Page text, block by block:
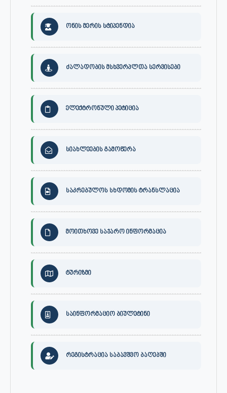
ონის მერის სტიპენდია
ძალადობის მსხვერპლთა სერვისები
ელექტრონული პეტიცია
სიახლეების გამოწერა
საკრებულოს სხდომის ტრანსლაცია
მოითხოვე საჯარო ინფორმაცია
ტურიზმი
საინფორმაციო ბიულეტინი
რეგისტრაცია საბავშვო ბაღებში